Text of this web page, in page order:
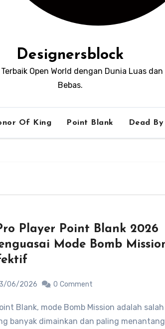
Designersblock
Terbaik Open World dengan Dunia Luas dan
Bebas.
Of King Point Blank Dead
Player Point Blank 2026
Mode Bomb
06/2026 0 Comment
banyak dimainkan dan paling